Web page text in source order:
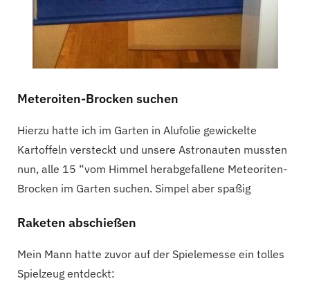
Meteroiten-Brocken suchen
Hierzu hatte ich im Garten in Alufolie gewickelte
Kartoffeln versteckt und unsere Astronauten mussten
nun, alle 15 “vom Himmel herabgefallene Meteoriten-
Brocken im Garten suchen. Simpel aber spaßig
Raketen abschießen
Mein Mann hatte zuvor auf der Spielemesse ein tolles
Spielzeug entdeckt: